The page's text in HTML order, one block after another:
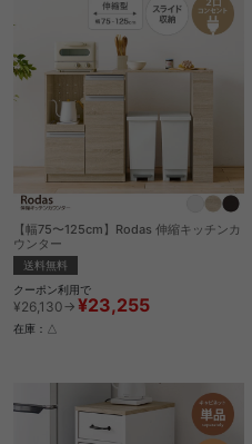
【幅75〜125cm】Rodas 伸縮キッチンカ
ウンター
送料無料
クーポン利用で
¥26,130→ ¥23,255
在庫：△